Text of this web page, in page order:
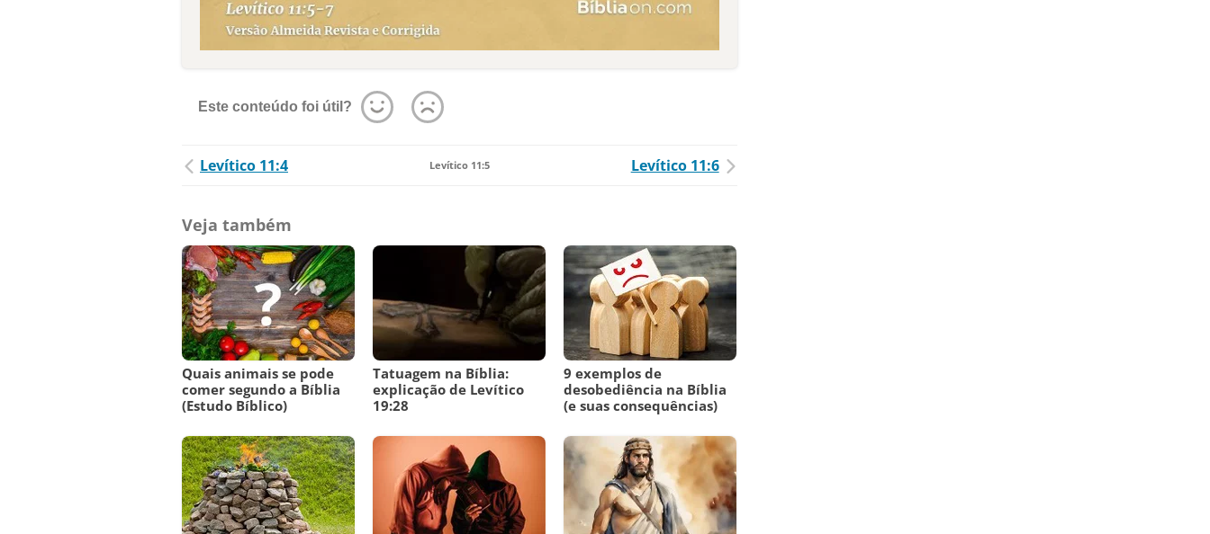
Este conteúdo foi útil?
Levítico 11:4 Levítico 11:5 Levítico 11:6
Veja também
Quais animais se pode
comer segundo a Bíblia
(Estudo Bíblico)
Tatuagem na Bíblia:
explicação de Levítico
19:28
9 exemplos de
desobediência na Bíblia
(e suas consequências)